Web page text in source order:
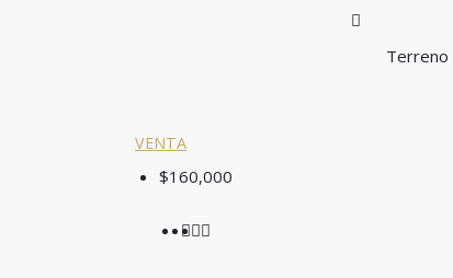
Terreno
VENTA
$160,000